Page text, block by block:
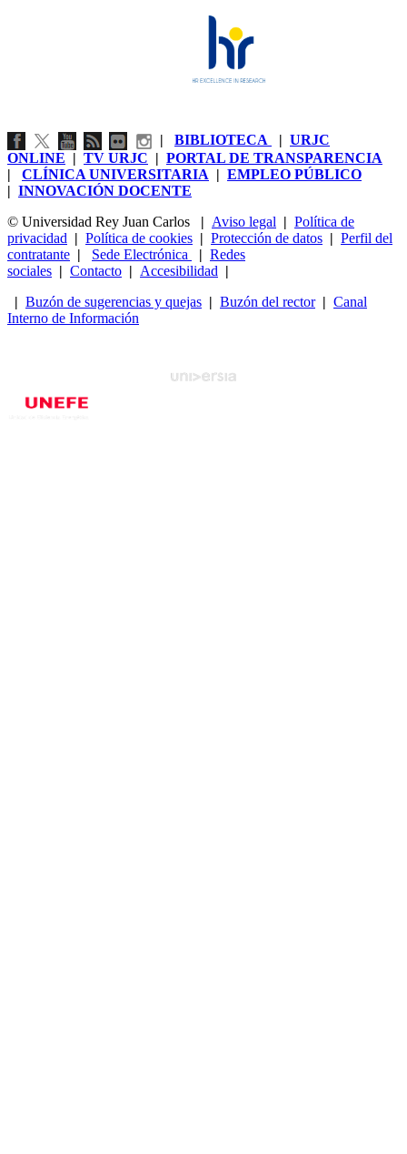
| BIBLIOTECA | URJC
ONLINE | TV URJC | PORTAL DE TRANSPARENCIA
| CLÍNICA UNIVERSITARIA | EMPLEO PÚBLICO
| INNOVACIÓN DOCENTE
© Universidad Rey Juan Carlos
| Aviso legal | Política de
privacidad | Política de cookies | Protección de datos | Perfil del
contratante | Sede Electrónica | Redes
sociales | Contacto | Accesibilidad |
| Buzón de sugerencias y quejas | Buzón del rector| Canal
Interno de Información